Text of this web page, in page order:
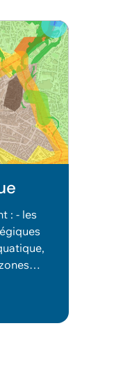
les